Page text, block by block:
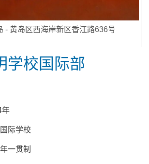
- 黄岛区西海岸新区香江路636号
学校国际部
年
际学校
一贯制